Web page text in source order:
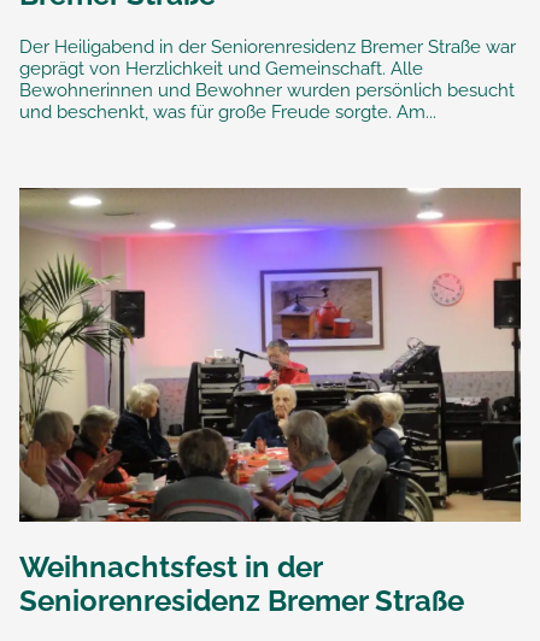
Der Heiligabend in der Seniorenresidenz Bremer Straße war
geprägt von Herzlichkeit und Gemeinschaft. Alle
Bewohnerinnen und Bewohner wurden persönlich besucht
und beschenkt, was für große Freude sorgte. Am...
Weihnachtsfest in der
Seniorenresidenz Bremer Straße